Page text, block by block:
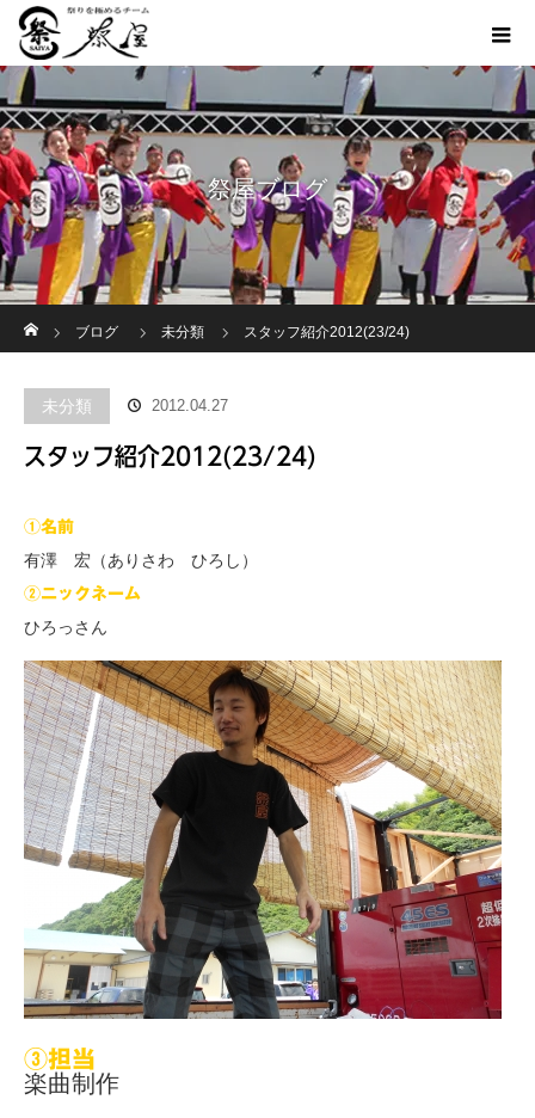
祭屋ブログ
ブログ
未分類 スタッフ紹介2012(23/24)
未分類 2012.04.27
スタッフ紹介2012(23/24)
①名前
有澤 宏（ありさわ ひろし）
②ニックネーム
ひろっさん
③担当
楽曲制作